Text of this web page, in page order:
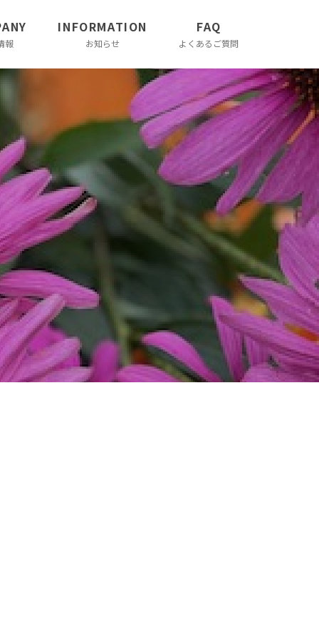
報
INFORMATION
お知らせ
FAQ
よくあるご質問